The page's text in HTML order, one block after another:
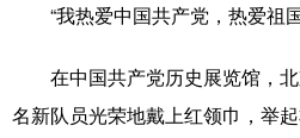
地方频道
北京 天津
“我热爱中国共产党，热爱祖
在中国共产党历史展览馆，北
名新队员光荣地戴上红领巾，举